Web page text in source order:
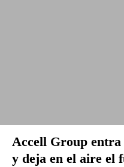
Accell Group entra
y deja en el aire el